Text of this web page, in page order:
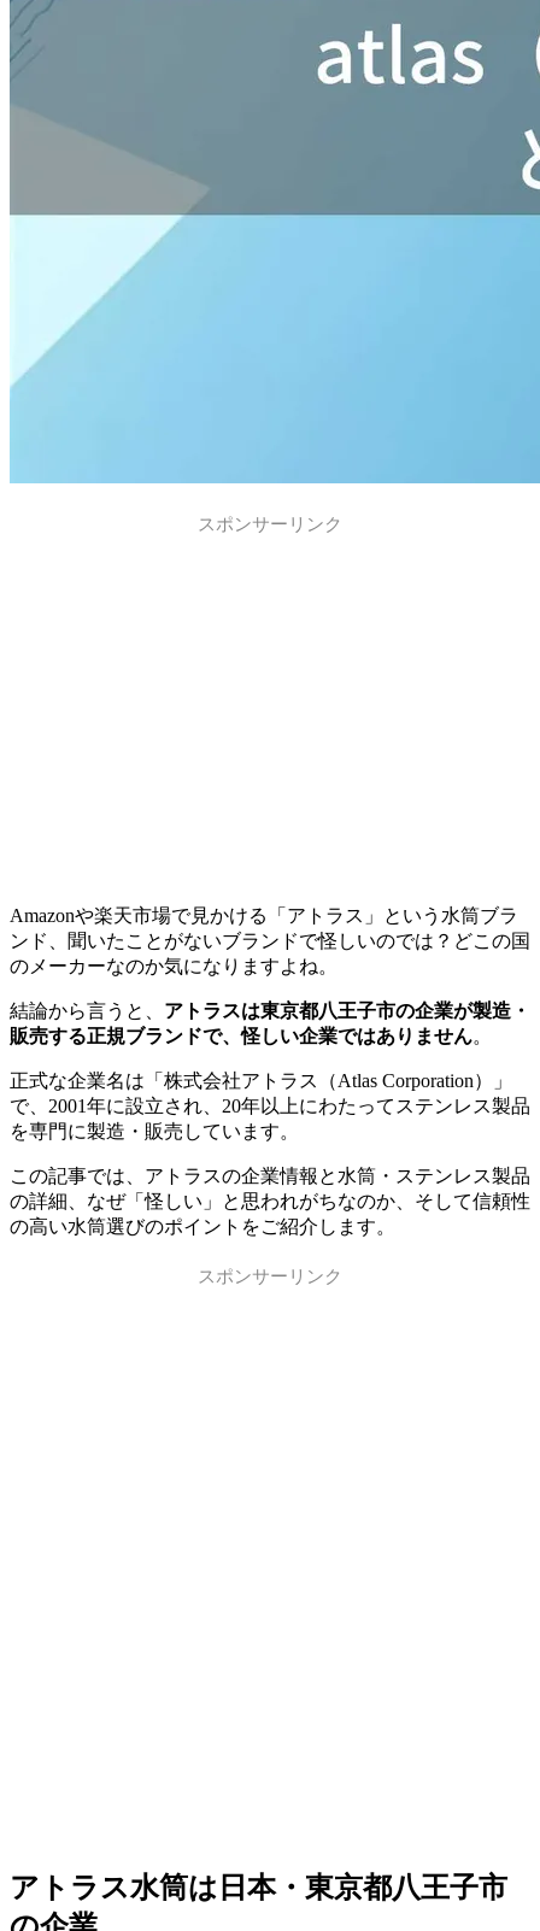
スポンサーリンク
Amazonや楽天市場で見かける「アトラス」という水筒ブラ
ンド、聞いたことがないブランドで怪しいのでは？どこの国
のメーカーなのか気になりますよね。
結論から言うと、 アトラスは東京都八王子市の企業が製造・
販売する正規ブランドで、怪しい企業ではありません。
正式な企業名は「株式会社アトラス（Atlas Corporation）」
で、2001年に設立され、20年以上にわたってステンレス製品
を専門に製造・販売しています。
この記事では、アトラスの企業情報と水筒・ステンレス製品
の詳細、なぜ「怪しい」と思われがちなのか、そして信頼性
の高い水筒選びのポイントをご紹介します。
スポンサーリンク
アトラス水筒は日本・東京都八王子市